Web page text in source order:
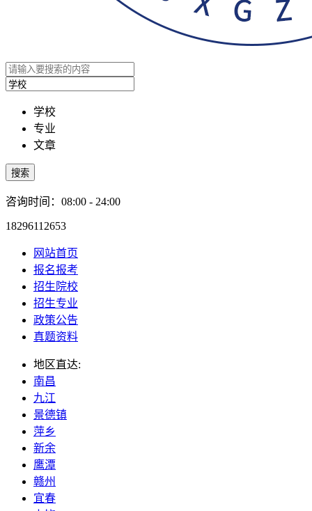
学校
专业
文章
搜索
咨询时间：08:00 - 24:00
18296112653
网站首页
报名报考
招生院校
招生专业
政策公告
真题资料
地区直达:
南昌
九江
景德镇
萍乡
新余
鹰潭
赣州
宜春